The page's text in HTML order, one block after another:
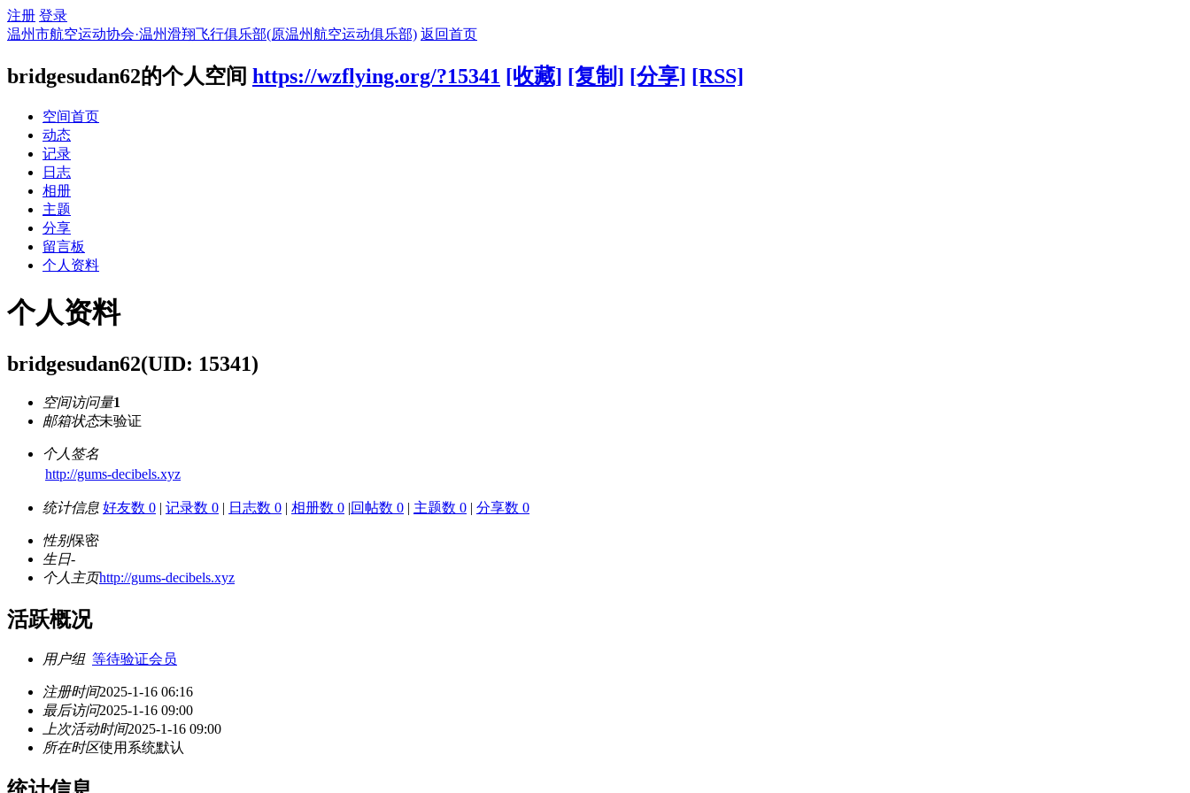
注册 登录
温州市航空运动协会·温州滑翔飞行俱乐部(原温州航空运动俱乐部) 返回首页
bridgesudan62的个人空间 https://wzflying.org/?15341 [收藏] [复制] [分享] [RSS]
空间首页
动态
记录
日志
相册
主题
分享
留言板
个人资料
个人资料
bridgesudan62(UID: 15341)
空间访问量1
邮箱状态未验证
个人签名
http://gums-decibels.xyz
统计信息 好友数 0 | 记录数 0 | 日志数 0 | 相册数 0 |回帖数 0 | 主题数 0 | 分享数 0
性别保密
生日-
个人主页http://gums-decibels.xyz
活跃概况
用户组 等待验证会员
注册时间2025-1-16 06:16
最后访问2025-1-16 09:00
上次活动时间2025-1-16 09:00
所在时区使用系统默认